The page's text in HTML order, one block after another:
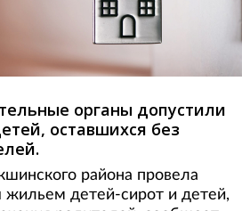
органы допустили
оставшихся без
района провела
жильем детей-сирот и детей,